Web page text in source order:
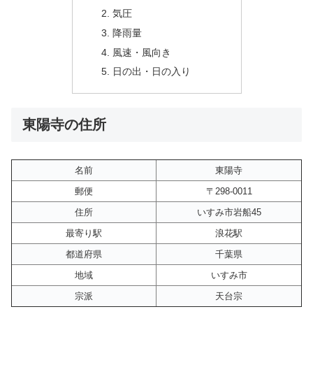
気圧
降雨量
風速・風向き
日の出・日の入り
東陽寺の住所
名前
東陽寺
郵便
〒298-0011
住所
いすみ市岩船45
最寄り駅
浪花駅
都道府県
千葉県
地域
いすみ市
宗派
天台宗